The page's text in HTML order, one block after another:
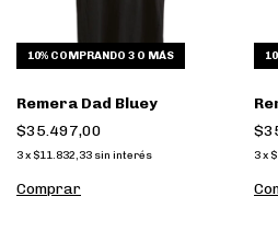
10% COMPRANDO 3 O MÁS
Remera Dad Bluey
$35.497,00
3x $11.832,33 sin interés
Comprar
3 x